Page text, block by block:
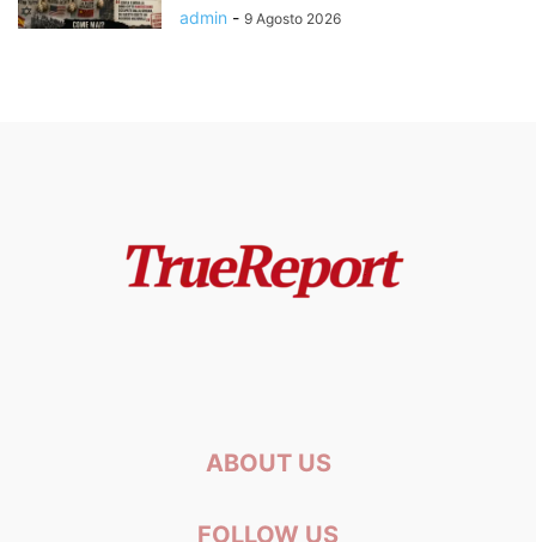
admin - 9 Agosto 2026
ABOUT US
FOLLOW US